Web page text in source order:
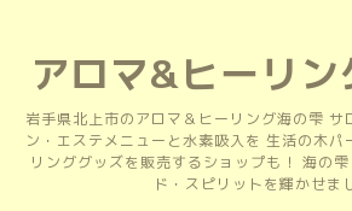
アロマ&ヒーリ
岩手県北上市のアロマ＆ヒーリング海の雫 サ
ン・エステメニューと水素吸入を 生活の木パ
リンググッズを販売するショップも！ 海の
ド・スピリットを輝かせま